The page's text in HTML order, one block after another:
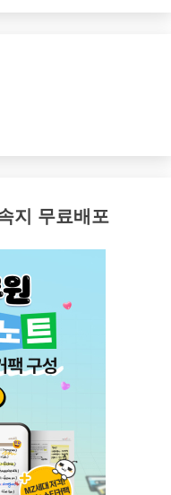
지 무료배포